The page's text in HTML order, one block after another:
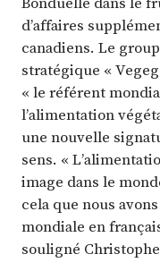
d’affaires
canadiens. Le
stratégique «
« le référent
l’alimentation
une nouvelle
sens. «
image dans le
cela que nous
mondiale en
souligné